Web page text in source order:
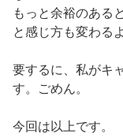
もっと余裕のある
と感じ方も変わる
要するに、私がキ
す。ごめん。
今回は以上です。